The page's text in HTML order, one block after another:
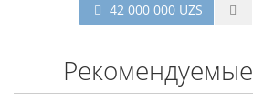
42 000 000 UZS